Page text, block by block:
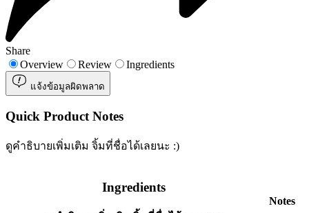
Share
Overview
Review Ingredients
แจ้งข้อมูลผิดพลาด
Quick Product Notes
ดูคำธิบายเพิ่มเติม จิ้มที่ชื่อได้เลยนะ :)
Ingredients
Notes